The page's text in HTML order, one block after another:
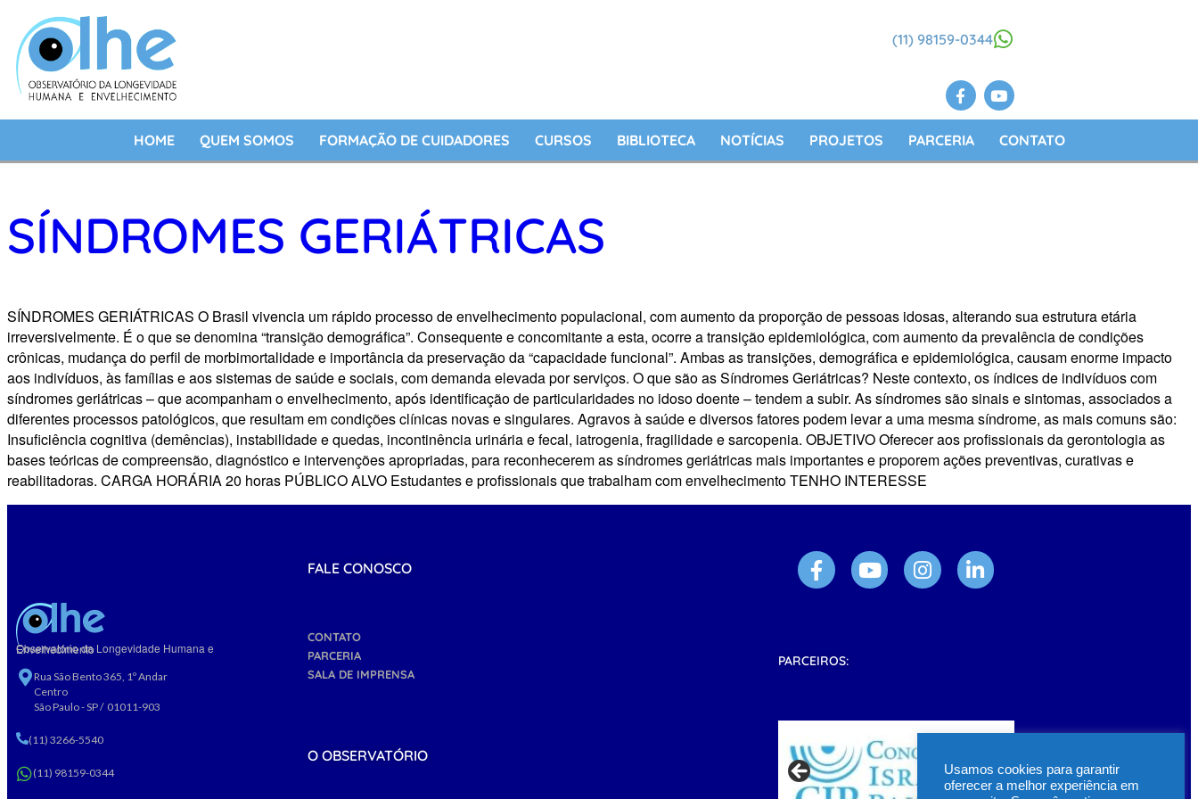
(11) 98159-0344
HOME QUEM SOMOS FORMAÇÃO DE CUIDADORES CURSOS BIBLIOTECA NOTÍCIAS PROJETOS PARCERIA CONTATO
SÍNDROMES GERIÁTRICAS
SÍNDROMES GERIÁTRICAS O Brasil vivencia um rápido processo de envelhecimento populacional, com aumento da proporção de pessoas idosas, alterando sua estrutura etária
irreversivelmente. É o que se denomina “transição demográfica”. Consequente e concomitante a esta, ocorre a transição epidemiológica, com aumento da prevalência de condições
crônicas, mudança do perfil de morbimortalidade e importância da preservação da “capacidade funcional”. Ambas as transições, demográfica e epidemiológica, causam enorme impacto
aos indivíduos, às famílias e aos sistemas de saúde e sociais, com demanda elevada por serviços. O que são as Síndromes Geriátricas? Neste contexto, os índices de indivíduos com
síndromes geriátricas – que acompanham o envelhecimento, após identificação de particularidades no idoso doente – tendem a subir. As síndromes são sinais e sintomas, associados a
diferentes processos patológicos, que resultam em condições clínicas novas e singulares. Agravos à saúde e diversos fatores podem levar a uma mesma síndrome, as mais comuns são:
Insuficiência cognitiva (demências), instabilidade e quedas, incontinência urinária e fecal, iatrogenia, fragilidade e sarcopenia. OBJETIVO Oferecer aos profissionais da gerontologia as
bases teóricas de compreensão, diagnóstico e intervenções apropriadas, para reconhecerem as síndromes geriátricas mais importantes e proporem ações preventivas, curativas e
reabilitadoras. CARGA HORÁRIA 20 horas PÚBLICO ALVO Estudantes e profissionais que trabalham com envelhecimento TENHO INTERESSE
Observatório da Longevidade Humana e Envelhecimento
Rua São Bento 365, 1º Andar
Centro
São Paulo - SP / 01011-903
(11) 3266-5540
(11) 98159-0344
FALE CONOSCO
CONTATO
PARCERIA
SALA DE IMPRENSA
O OBSERVATÓRIO
PARCEIROS:
Usamos cookies para garantir
oferecer a melhor experiência em